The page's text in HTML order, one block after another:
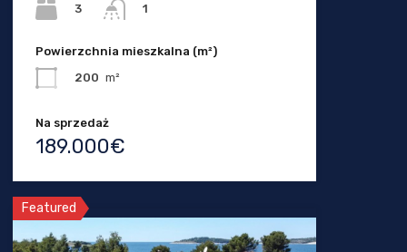
3
1
Powierzchnia mieszkalna (m²)
200 m²
Na sprzedaż
189.000€
Featured